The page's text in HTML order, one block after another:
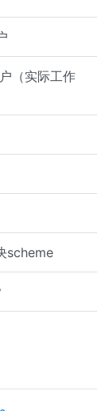
（实际工作
scheme